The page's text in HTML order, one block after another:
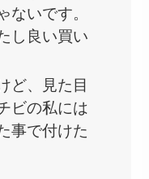
ないです。
し良い買い
ど、見た目
ビの私には
事で付けた